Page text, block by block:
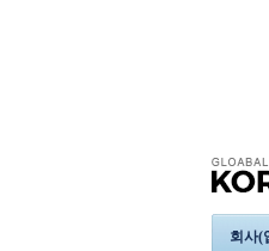
회사(